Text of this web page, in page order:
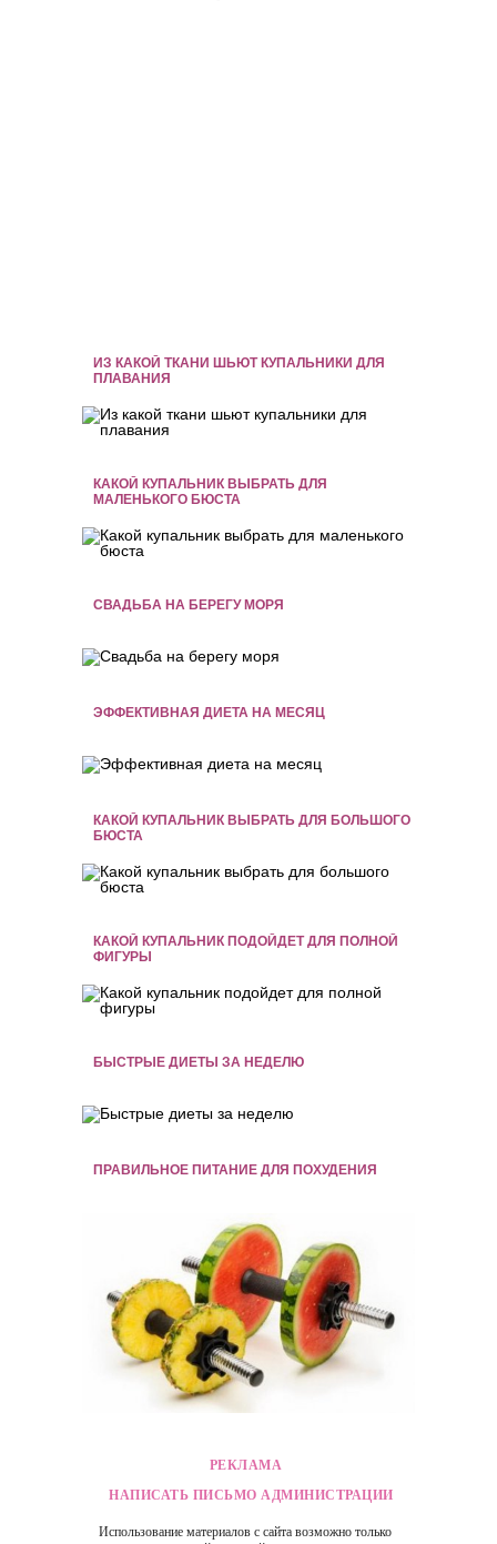
ИЗ КАКОЙ ТКАНИ ШЬЮТ КУПАЛЬНИКИ ДЛЯ
ПЛАВАНИЯ
КАКОЙ КУПАЛЬНИК ВЫБРАТЬ ДЛЯ
МАЛЕНЬКОГО БЮСТА
СВАДЬБА НА БЕРЕГУ МОРЯ
ЭФФЕКТИВНАЯ ДИЕТА НА МЕСЯЦ
КАКОЙ КУПАЛЬНИК ВЫБРАТЬ ДЛЯ БОЛЬШОГО
БЮСТА
КАКОЙ КУПАЛЬНИК ПОДОЙДЕТ ДЛЯ ПОЛНОЙ
ФИГУРЫ
БЫСТРЫЕ ДИЕТЫ ЗА НЕДЕЛЮ
ПРАВИЛЬНОЕ ПИТАНИЕ ДЛЯ ПОХУДЕНИЯ
РЕКЛАМА
НАПИСАТЬ ПИСЬМО АДМИНИСТРАЦИИ
Использование материалов с сайта возможно только